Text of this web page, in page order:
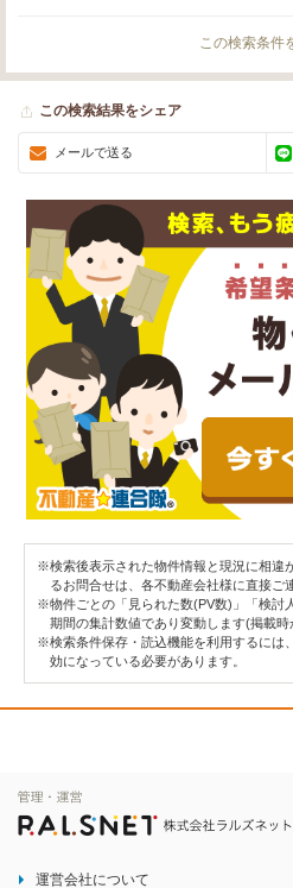
この検索条件
この検索結果をシェア
メールで送る
※検索後表示された物件情報と現況に相違
るお問合せは、各不動産会社様に直接ご
※物件ごとの「見られた数(PV数)」「検討
期間の集計数値であり変動します(掲載時
※検索条件保存・読込機能を利用するには
効になっている必要があります。
運営会社について